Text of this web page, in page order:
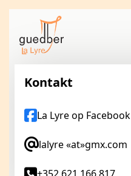
Kontakt
La Lyre op Facebook
lalyre «at»gmx.com